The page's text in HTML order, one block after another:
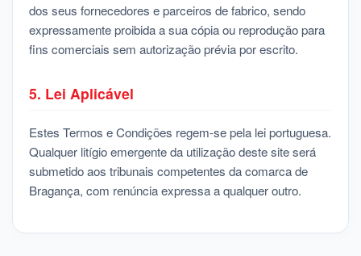
dos seus fornecedores e parceiros de fabrico, sendo
expressamente proibida a sua cópia ou reprodução para
fins comerciais sem autorização prévia por escrito.
5. Lei Aplicável
Estes Termos e Condições regem-se pela lei portuguesa.
Qualquer litígio emergente da utilização deste site será
submetido aos tribunais competentes da comarca de
Bragança, com renúncia expressa a qualquer outro.